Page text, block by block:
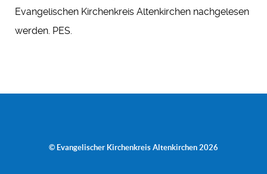
Evangelischen Kirchenkreis Altenkirchen nachgelesen
werden. PES.
© Evangelischer Kirchenkreis Altenkirchen 2026